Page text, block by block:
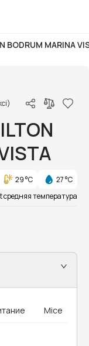
BODRUM MARINA
29 °C
27 °C
средняя температура
Mice